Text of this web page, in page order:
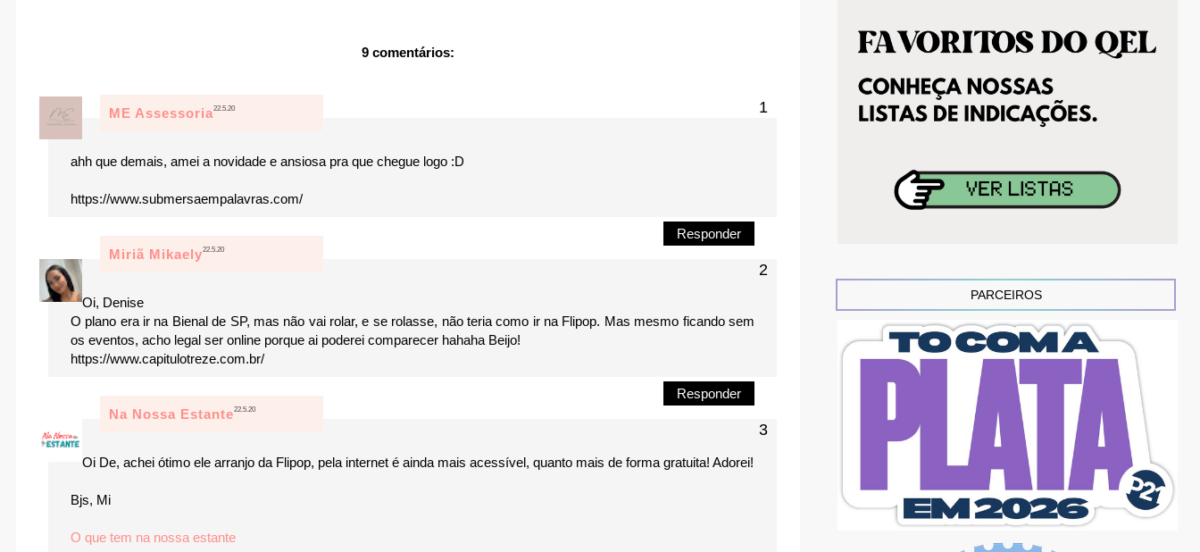
9 comentários:
ME Assessoria22.5.20
ahh que demais, amei a novidade e ansiosa pra que chegue logo :D
https://www.submersaempalavras.com/
Responder
Miriã Mikaely22.5.20
Oi, Denise
O plano era ir na Bienal de SP, mas não vai rolar, e se rolasse, não teria como ir na Flipop. Mas mesmo ficando sem
os eventos, acho legal ser online porque ai poderei comparecer hahaha Beijo!
https://www.capitulotreze.com.br/
Responder
Na Nossa Estante22.5.20
Oi De, achei ótimo ele arranjo da Flipop, pela internet é ainda mais acessível, quanto mais de forma gratuita! Adorei!
Bjs, Mi
O que tem na nossa estante
PARCEIROS